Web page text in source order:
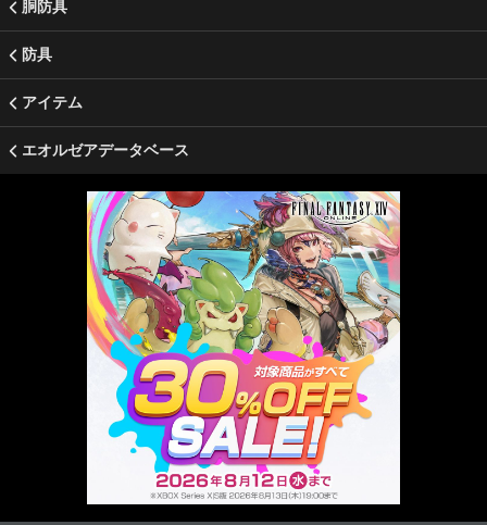
胴防具
防具
アイテム
エオルゼアデータベース